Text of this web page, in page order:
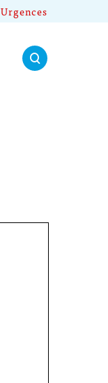
Urgences
Rechercher: